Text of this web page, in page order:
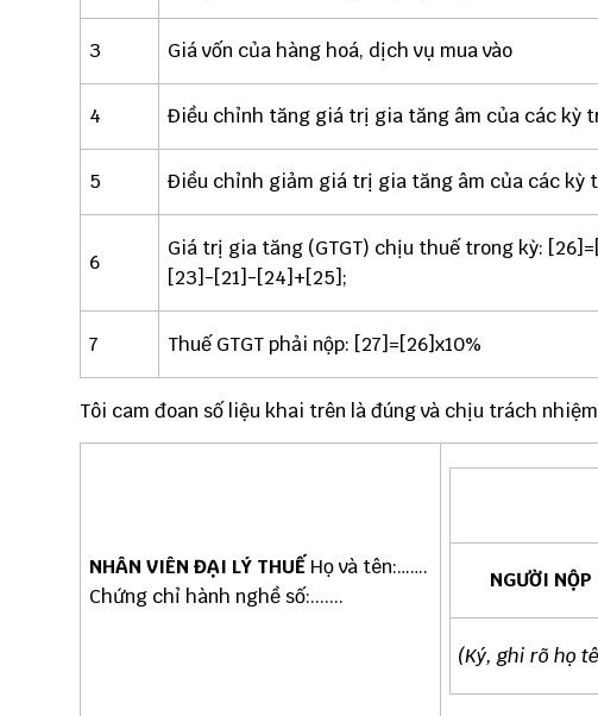
3 Giá vốn của hàng hoá, dịch vụ mua vào
4 Điều chỉnh tăng giá trị gia tăng âm của các kỳ
5 Điều chỉnh giảm giá trị gia tăng âm của các kỳ
6
Giá trị gia tăng (GTGT) chịu thuế trong kỳ:
[23]-[21]-[24]+[25];
7 Thuế GTGT phải nộp: [27]=[26]x10%
Tôi cam đoan số liệu khai trên là đúng và chịu trách
NHÂN VIÊN ĐẠI LÝ THUẾHọ và tên:…….
Chứng chỉ hành nghề số:.......
NGƯỜI
(Ký, ghi rõ họ